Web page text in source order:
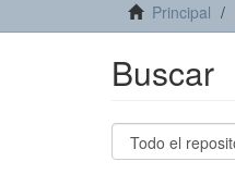
Principal
Buscar